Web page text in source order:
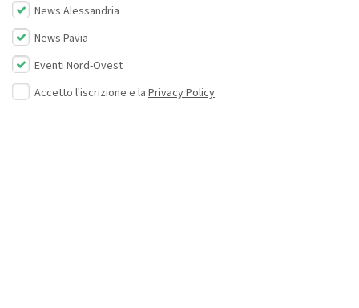
News Alessandria
News Pavia
Eventi Nord-Ovest
Accetto l'iscrizione e la Privacy Policy